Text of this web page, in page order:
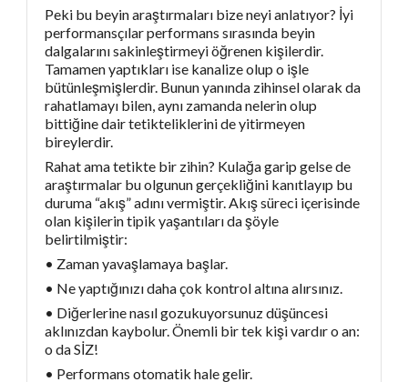
Peki bu beyin araştırmaları bize neyi anlatıyor? İyi
performansçılar performans sırasında beyin
dalgalarını sakinleştirmeyi öğrenen kişilerdir.
Tamamen yaptıkları ise kanalize olup o işle
bütünleşmişlerdir. Bunun yanında zihinsel olarak da
rahatlamayı bilen, aynı zamanda nelerin olup
bittiğine dair tetikteliklerini de yitirmeyen
bireylerdir.
Rahat ama tetikte bir zihin? Kulağa garip gelse de
araştırmalar bu olgunun gerçekliğini kanıtlayıp bu
duruma “akış” adını vermiştir. Akış süreci içerisinde
olan kişilerin tipik yaşantıları da şöyle
belirtilmiştir:
• Zaman yavaşlamaya başlar.
• Ne yaptığınızı daha çok kontrol altına alırsınız.
• Diğerlerine nasıl gozukuyorsunuz düşüncesi
aklınızdan kaybolur. Önemli bir tek kişi vardır o an:
o da SİZ!
• Performans otomatik hale gelir.